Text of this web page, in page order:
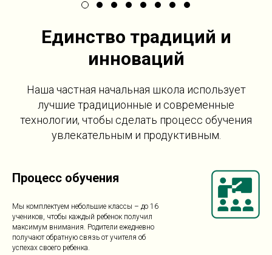
Единство традиций и
инноваций
Наша частная начальная школа использует
лучшие традиционные и современные
технологии, чтобы сделать процесс обучения
увлекательным и продуктивным.
Процесс обучения
Мы комплектуем небольшие классы – до 16
учеников, чтобы каждый ребенок получил
максимум внимания. Родители ежедневно
получают обратную связь от учителя об
успехах своего ребенка.